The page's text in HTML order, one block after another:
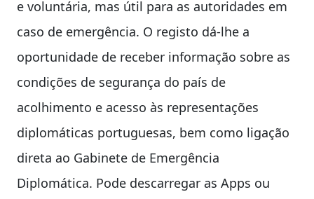
e voluntária, mas útil para as autoridades em
caso de emergência. O registo dá-lhe a
oportunidade de receber informação sobre as
condições de segurança do país de
acolhimento e acesso às representações
diplomáticas portuguesas, bem como ligação
direta ao Gabinete de Emergência
Diplomática. Pode descarregar as Apps ou